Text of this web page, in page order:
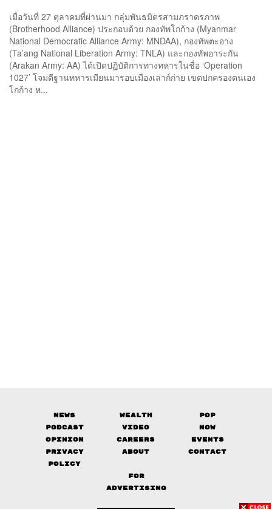
เมื่อวันที่ 27 ตุลาคมที่ผ่านมา กลุ่มพันธมิตรสามภราดรภาพ
(Brotherhood Alliance) ประกอบด้วย กองทัพโกก้าง (Myanmar
National Democratic Alliance Army: MNDAA), กองทัพตะอาง
(Ta’ang National Liberation Army: TNLA) และกองทัพอาระกัน
(Arakan Army: AA) ได้เปิดปฏิบัติการทางทหารในชื่อ ‘Operation
1027’ โจมตีฐานทหารเมียนมารอบเมืองเล่าก์ก่าย เขตปกครองตนเอง
โกก้าง ห...
News Wealth
Pop
Podcast
Video
Now
Opinion
Careers
Events
Privacy
Policy
About Contact
FOR
ADVERTISING